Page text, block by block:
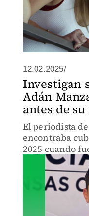
12.02.2025/
Investigan
Adán
antes de
El periodista
encontraba
2025 cuando